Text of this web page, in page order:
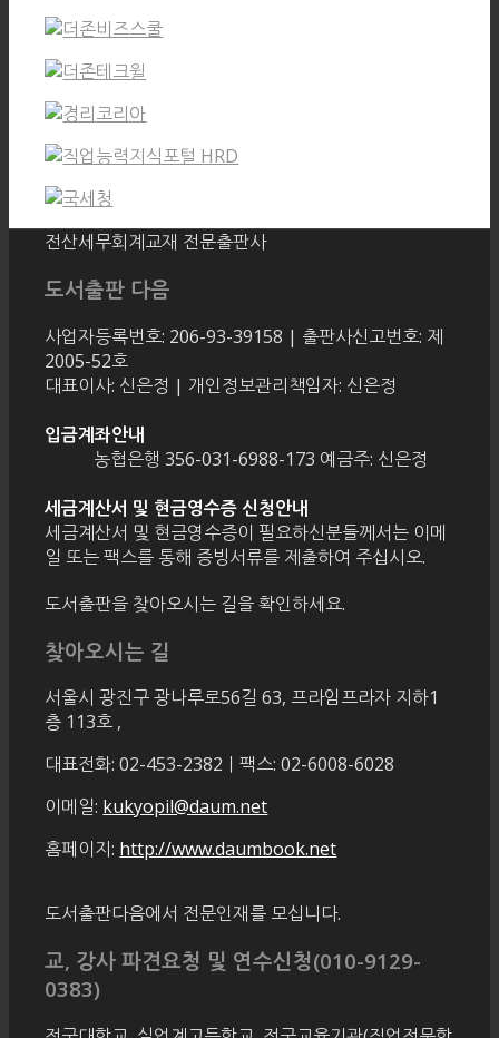
전산세무회계교재 전문출판사
도서출판 다음
사업자등록번호: 206-93-39158 | 출판사신고번호: 제
2005-52호
대표이사: 신은정 | 개인정보관리책임자: 신은정
입금계좌안내
농협은행 356-031-6988-173 예금주: 신은정
세금계산서 및 현금영수증 신청안내
세금계산서 및 현금영수증이 필요하신분들께서는 이메
일 또는 팩스를 통해 증빙서류를 제출하여 주십시오.
도서출판을 찾아오시는 길을 확인하세요.
찾아오시는 길
서울시 광진구 광나루로56길 63, 프라임프라자 지하1
층 113호 ,
대표전화: 02-453-2382ㅣ팩스: 02-6008-6028
이메일: kukyopil@daum.net
홈페이지: http://www.daumbook.net
도서출판다음에서 전문인재를 모십니다.
교, 강사 파견요청 및 연수신청(010-9129-
0383)